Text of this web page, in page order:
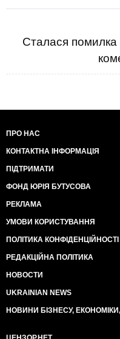
Сталася помилка
ПРО НАС
КОНТАКТНА ІНФОРМАЦІЯ
ПІДТРИМАТИ
ФОНД ЮРІЯ БУТУСОВА
РЕКЛАМА
УМОВИ КОРИСТУВАННЯ
ПОЛІТИКА КОНФІДЕНЦІЙНОСТІ
РЕДАКЦІЙНА ПОЛІТИКА
НОВОСТИ
UKRAINIAN NEWS
НОВИНИ БІЗНЕСУ,